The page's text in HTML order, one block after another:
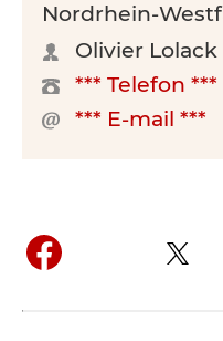
Nordrhein-
Olivier Lolack
*** Telefon ***
*** E-mail ***